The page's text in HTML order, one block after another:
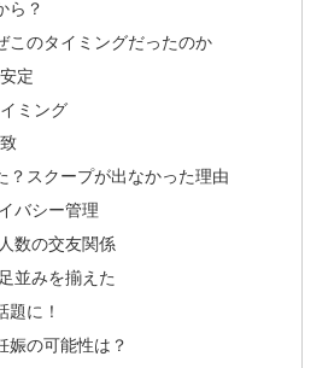
ら？
このタイミングだったのか
定
ミング
？スクープが出なかった理由
バシー管理
数の交友関係
並みを揃えた
題に！
娠の可能性は？